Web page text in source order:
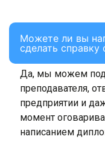
Можете ли вы
сделать справку
Да, мы можем
преподавателя,
предприятии и
момент
написанием